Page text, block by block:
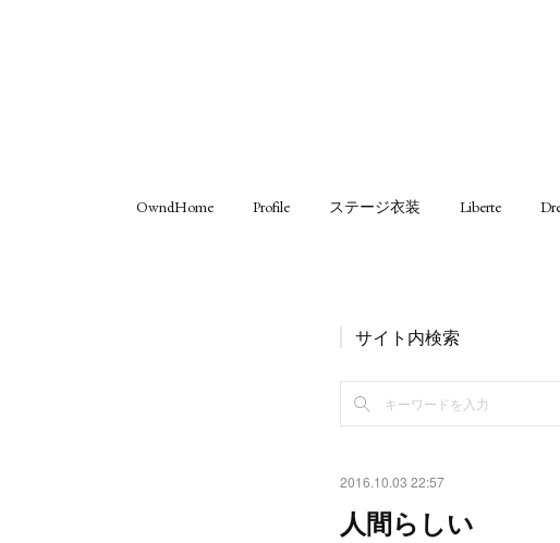
OwndHome Profile ステージ衣装 Liberte
サイト内検索
2016.10.03 22:57
人間らしい